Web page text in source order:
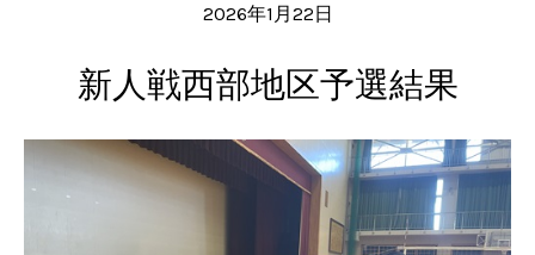
2026年1月22日
新人戦西部地区予選結果